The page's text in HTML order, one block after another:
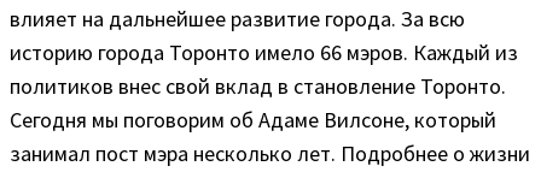
влияет на дальнейшее развитие города. За всю
историю города Торонто имело 66 мэров. Каждый из
политиков внес свой вклад в становление Торонто.
Сегодня мы поговорим об Адаме Вилсоне, который
занимал пост мэра несколько лет. Подробнее о жизни